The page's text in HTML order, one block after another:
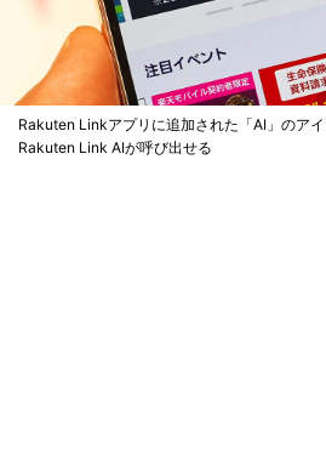
Rakuten Linkアプリに追加された「AI」のアイ
Rakuten Link AIが呼び出せる